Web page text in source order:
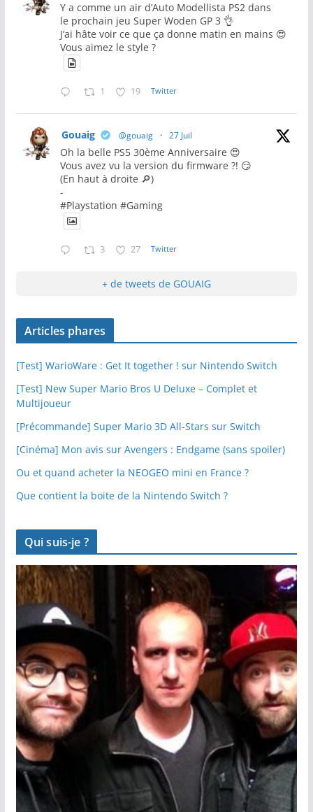
Y a comme un air d’Auto Modellista PS2 dans
le prochain jeu Super Woden GP 3 👌
J’ai hâte voir ce que ça donne matin en mains 😍
Vous aimez le style ?
1 19 Twitter
Gouaig @gouaig · 27 Juil
Oh la belle PS5 30ème Anniversaire 😍
Vous avez vu la version du firmware ?! 😏
(En haut à droite 🔎)
-
#Playstation #Gaming
3 27 Twitter
+ de tweets de GOUAIG
Articles phares
[Test] WarioWare : Get It together ! sur Nintendo Switch
[Test] New Super Mario Bros U Deluxe – Complet et
Multijoueur
[Précommande] Super Mario 3D All-Stars sur Switch
[Cinéma] Mon avis sur Avengers : Endgame (sans spoiler)
Ou et quand acheter la NEOGEO mini en France ?
Que contient la boite de la Nintendo Switch ?
Qui suis-je ?